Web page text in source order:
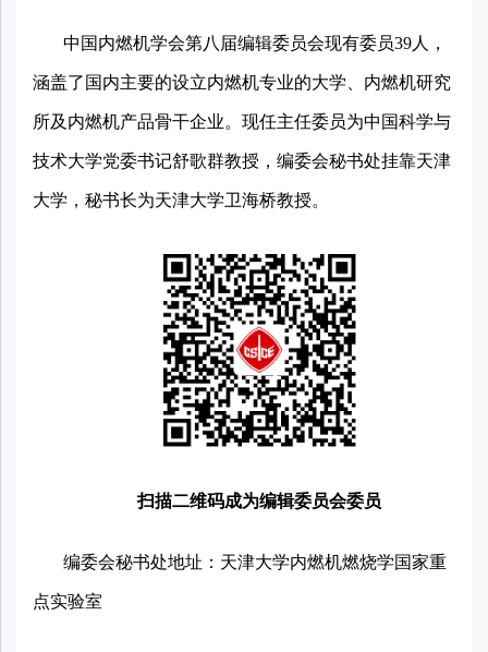
中国内燃机学会第八届编辑委员会现有委员39人，
涵盖了国内主要的设立内燃机专业的大学、内燃机研究
所及内燃机产品骨干企业。现任主任委员为中国科学与
技术大学党委书记舒歌群教授，编委会秘书处挂靠天津
大学，秘书长为天津大学卫海桥教授。
扫描二维码成为编辑委员会委员
编委会秘书处地址：天津大学内燃机燃烧学国家重
点实验室